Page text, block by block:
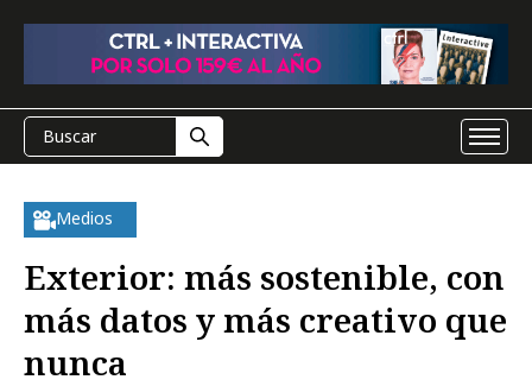
Medios
Exterior: más sostenible, con
más datos y más creativo que
nunca